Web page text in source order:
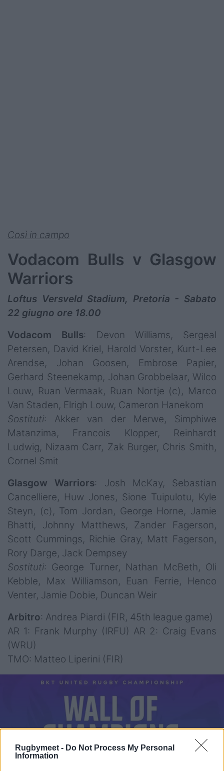
Rugbymeet - Do Not Process My Personal
Information
Così in campo
Vodacom Bulls v Glasgow
Warriors
Loftus Versveld Stadium, Pretoria - Sabato
22 giugno ore 18.00
Vodacom Bulls: Devon Williams, Sergeal
Petersen, David Kriel, Harold Vorster, Kurt-Lee
Arendse, Johan Goosen, Embrose Papier,
Gerhard Steenekamp, Johan Grobbelaar, Wilco
Louw, Ruan Vermaak, Ruan Nortje (c), Marco
Van Staden, Elrigh Louw, Cameron Hanekom
Sostituti: Akker van der Merwe, Simphiwe
Matanzima, Francois Klopper, Reinhardt
Ludwig, Nizaam Carr, Zak Burger, Chris Smith,
Cornel Smit
Glasgow Warriors: Josh McKay, Sebastian
Cancelliere, Huw Jones, Sione Tuipulotu, Kyle
Steyn, (c), Tom Jordan, George Horne, Jamie
Bhatti, Johnny Matthews, Zander Fagerson,
Scott Cummings, Richie Gray, Matt Fagerson,
Rory Darge, Jack Dempsey
Sostituti: George Turner, Nathan McBeth, Oli
Kebble, Max Williamson, Euan Ferrie, Henco
Venter, Jamie Dobie, Duncan Weir
Arbitro: Andrea Piardi (FIR, 45th league game)
AR 1: Frank Murphy (IRFU) AR 2: Craig Evans
(WRU)
TMO: Matteo Liperini (FIR)